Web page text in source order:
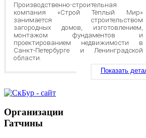
Производственно-строительная
компания «Строй Тёплый Мир»
занимается строительством
загородных домов, изготовлением,
монтажом фундаментов и
проектированием недвижимости в
Санкт-Петербурге и Ленинградской
области.
Показать
Организации
Гатчины